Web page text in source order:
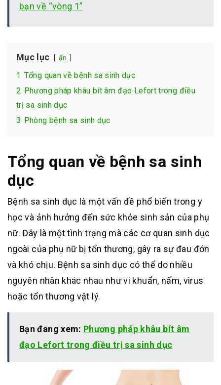
bạn về “vòng 1”
Mục lục ẩn
1 Tổng quan về bệnh sa sinh dục
2 Phương pháp khâu bít âm đạo Lefort trong điều
trị sa sinh dục
3 Phòng bệnh sa sinh dục
Tổng quan về bệnh sa sinh
dục
Bệnh sa sinh dục là một vấn đề phổ biến trong y
học và ảnh hưởng đến sức khỏe sinh sản của phụ
nữ. Đây là một tình trạng mà các cơ quan sinh dục
ngoài của phụ nữ bị tổn thương, gây ra sự đau đớn
và khó chịu. Bệnh sa sinh dục có thể do nhiều
nguyên nhân khác nhau như vi khuẩn, nấm, virus
hoặc tổn thương vật lý.
Bạn đang xem: Phương pháp khâu bít âm
đạo Lefort trong điều trị sa sinh dục